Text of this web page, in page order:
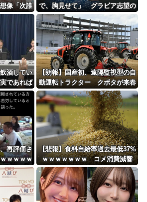
海外「おめでとうタキ！」リヴァプール南野がバースデーゴール！！
Powered by livedoor 相互RSS
像「次誰
ます？」
で、胸見せて」 グラビア志望の
女性に迫った過激要求
酒してい
であれば
が出演者
【朗報】国産初、遠隔監視型の自
動運転トラクター クボタが来春
に発売！！！
再評価さ
ｗｗｗｗ
【悲報】食料自給率過去最低37%
ｗｗｗｗｗｗｗ コメ消費減響
く・・・